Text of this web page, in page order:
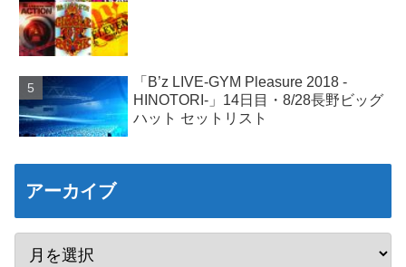
「B’z LIVE-GYM Pleasure 2018 -
HINOTORI-」14日目・8/28長野ビッグ
ハット セットリスト
アーカイブ